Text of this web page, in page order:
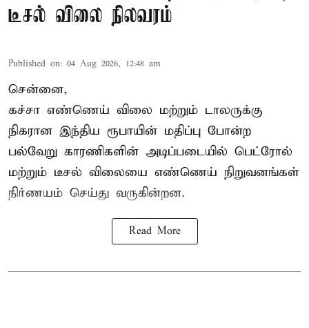
டீசல் விலை நிலவரம்
Published on: 04 Aug 2026, 12:48 am
சென்னை,
கச்சா எண்ணெய் விலை மற்றும் டாலருக்கு
நிகரான இந்திய ரூபாயின் மதிப்பு போன்ற
பல்வேறு காரணிகளின் அடிப்படையில் பெட்ரோல்
மற்றும் டீசல் விலையை எண்ணெய் நிறுவனங்கள்
நிர்ணயம் செய்து வருகின்றன.
Read More